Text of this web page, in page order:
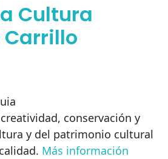
Cultura
Carrillo
conservación y
y del patrimonio cultural
Más información